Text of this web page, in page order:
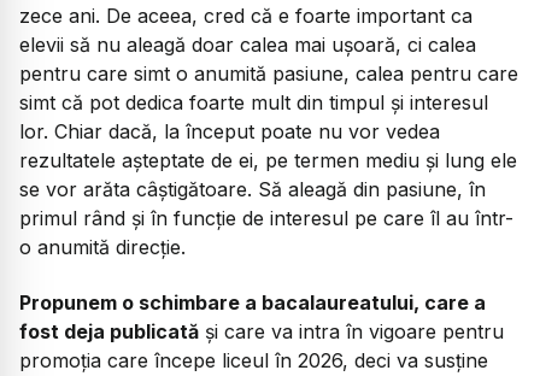
zece ani. De aceea, cred că e foarte important ca
elevii să nu aleagă doar calea mai ușoară, ci calea
pentru care simt o anumită pasiune, calea pentru care
simt că pot dedica foarte mult din timpul și interesul
lor. Chiar dacă, la început poate nu vor vedea
rezultatele așteptate de ei, pe termen mediu și lung ele
se vor arăta câștigătoare. Să aleagă din pasiune, în
primul rând și în funcție de interesul pe care îl au într-
o anumită direcție.
Propunem o schimbare a bacalaureatului, care a
fost deja publicată și care va intra în vigoare pentru
promoția care începe liceul în 2026, deci va susține